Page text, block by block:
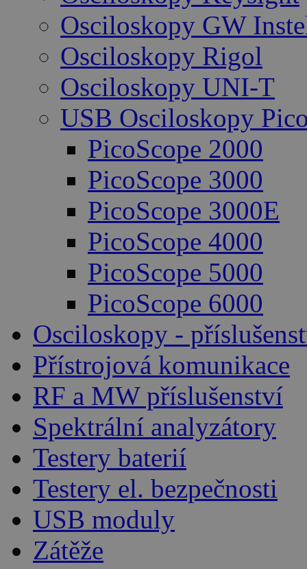
Osciloskopy GW
Osciloskopy Rigol
Osciloskopy UNI-T
USB Osciloskopy
PicoScope 2000
PicoScope 3000
PicoScope 3000E
PicoScope 4000
PicoScope 5000
PicoScope 6000
Osciloskopy -
Přístrojová komunikace
RF a MW příslušenství
Spektrální analyzátory
Testery baterií
Testery el. bezpečnosti
USB moduly
Zátěže